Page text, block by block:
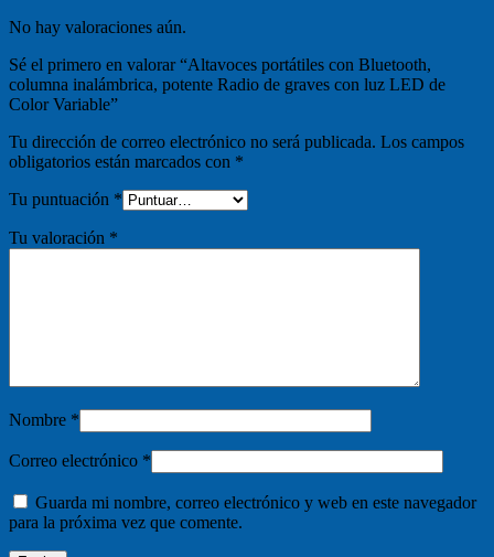
No hay valoraciones aún.
Sé el primero en valorar “Altavoces portátiles con Bluetooth,
columna inalámbrica, potente Radio de graves con luz LED de
Color Variable”
Tu dirección de correo electrónico no será publicada. Los campos
obligatorios están marcados con *
Tu puntuación *
Tu valoración *
Nombre *
Correo electrónico *
Guarda mi nombre, correo electrónico y web en este navegador
para la próxima vez que comente.